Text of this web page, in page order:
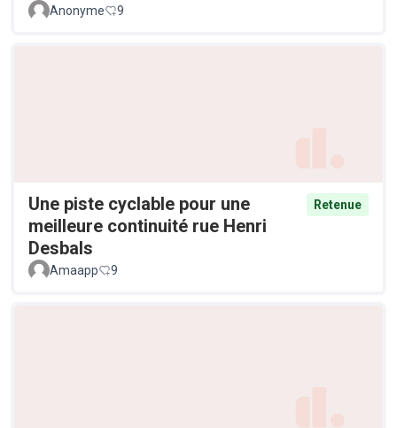
Anonyme
9
Une piste cyclable pour une
meilleure continuité rue Henri
Desbals
Retenue
Amaapp 9